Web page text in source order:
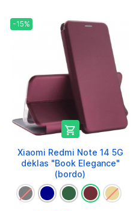
-15%

Xiaomi Redmi Note 14 5G
dėklas "Book Elegance"
(bordo)